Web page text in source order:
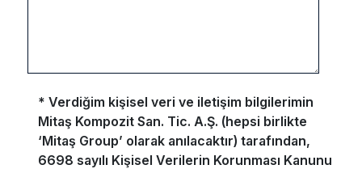
* Verdiğim kişisel veri ve iletişim bilgilerimin
Mitaş Kompozit San. Tic. A.Ş. (hepsi birlikte
‘Mitaş Group’ olarak anılacaktır) tarafından,
6698 sayılı Kişisel Verilerin Korunması Kanunu